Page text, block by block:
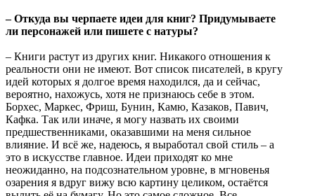
– Откуда вы черпаете идеи для книг? Придумываете
ли персонажей или пишете с натуры?
– Книги растут из других книг. Никакого отношения к
реальности они не имеют. Вот список писателей, в кругу
идей которых я долгое время находился, да и сейчас,
вероятно, нахожусь, хотя не признаюсь себе в этом.
Борхес, Маркес, Фриш, Бунин, Камю, Казаков, Павич,
Кафка. Так или иначе, я могу назвать их своими
предшественниками, оказавшими на меня сильное
влияние. И всё же, надеюсь, я выработал свой стиль – а
это в искусстве главное. Идеи приходят ко мне
неожиданно, на подсознательном уровне, в мгновенья
озарения я вдруг вижу всю картину целиком, остаётся